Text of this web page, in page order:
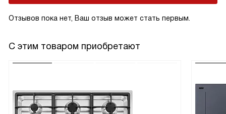
Отзывов пока нет, Ваш отзыв может стать первым.
С этим товаром приобретают